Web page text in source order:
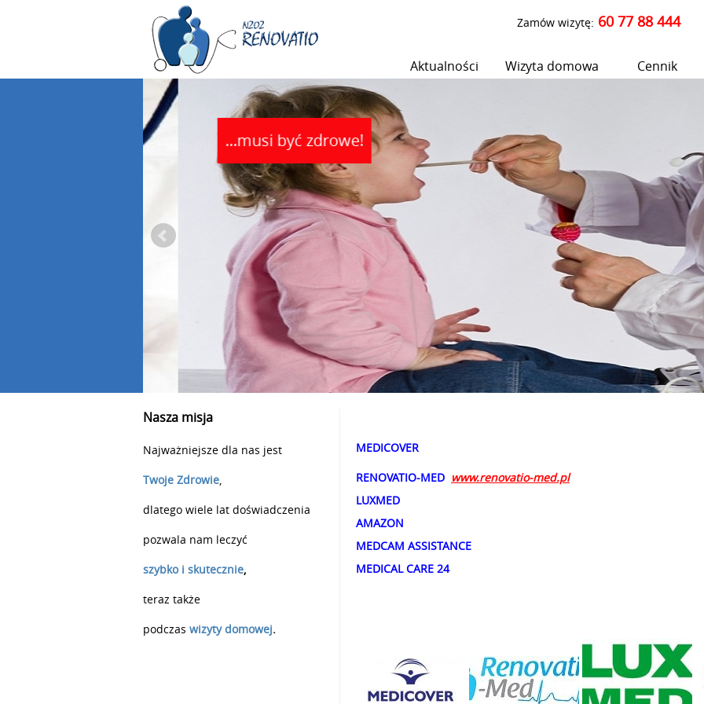
Zamów wizytę: 60 77 88 444
Aktualności Wizyta domowa Cennik
...musi być zdrowe!
Nasza misja
Najważniejsze dla nas jest
Twoje Zdrowie,
dlatego wiele lat doświadczenia
pozwala nam leczyć
szybko i skutecznie,
teraz także
podczas wizyty domowej.
MEDICOVER
RENOVATIO-MED www.renovatio-med.pl
LUXMED
AMAZON
MEDCAM ASSISTANCE
MEDICAL CARE 24